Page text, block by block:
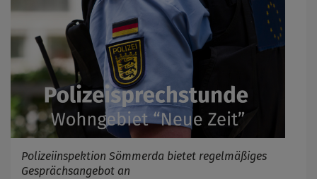
Polizeiinspektion Sömmerda bietet regelmäßiges
Gesprächsangebot an